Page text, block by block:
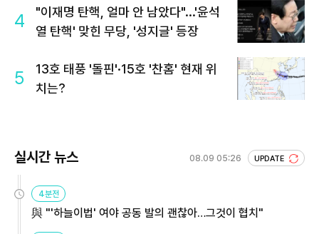
4
"이재명 탄핵, 얼마 안 남았다"...'윤석
열 탄핵' 맞힌 무당, '성지글' 등장
5
13호 태풍 '돌핀'·15호 '찬홈' 현재 위
치는?
실시간 뉴스 08.09 05:26 UPDATE
4분전
與 "'하늘이법' 여야 공동 발의 괜찮아…그것이 협치"